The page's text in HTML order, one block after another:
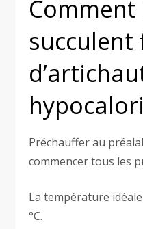
succulent
Préchauffer au
commencer tous les
La température
°C.